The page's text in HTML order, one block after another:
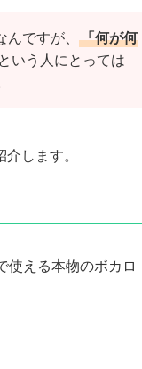
ですが、
「何が何
という人にとっては
します。
使える本物のボカロ